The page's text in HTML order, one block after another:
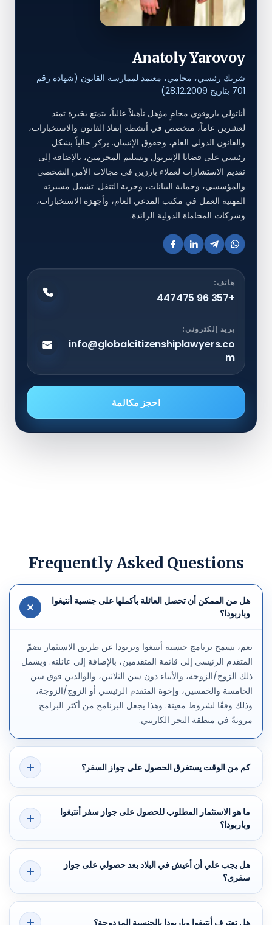
Anatoly Yarovoy
شريك رئيسي، محامي، معتمد لممارسة القانون (شهادة رقم
701 بتاريخ 28.12.2009)
أناتولي ياروفوي محامٍ مؤهل تأهيلاً عالياً، يتمتع بخبرة تمتد
لعشرين عاماً، متخصص في أنشطة إنفاذ القانون والاستخبارات،
والقانون الدولي العام، وحقوق الإنسان. يركز حالياً بشكل
رئيسي على قضايا الإنتربول وتسليم المجرمين، بالإضافة إلى
تقديم الاستشارات لعملاء بارزين في مجالات الأمن الشخصي
والمؤسسي، وحماية البيانات، وحرية التنقل. تشمل مسيرته
المهنية العمل في مكتب المدعي العام، وأجهزة الاستخبارات،
وشركات المحاماة الدولية الرائدة.
هاتف:
+357 96 447475
بريد إلكتروني:
info@globalcitizenshiplawyers.co
m
احجز مكالمة
Frequently Asked Questions
هل من الممكن أن تحصل العائلة بأكملها على جنسية أنتيغوا
وباربودا؟
نعم، يسمح برنامج جنسية أنتيغوا وبربودا عن طريق الاستثمار بضمّ
المتقدم الرئيسي إلى قائمة المتقدمين، بالإضافة إلى عائلته. ويشمل
ذلك الزوج/الزوجة، والأبناء دون سن الثلاثين، والوالدين فوق سن
الخامسة والخمسين، وإخوة المتقدم الرئيسي أو الزوج/الزوجة،
وذلك وفقًا لشروط معينة. وهذا يجعل البرنامج من أكثر البرامج
مرونةً في منطقة البحر الكاريبي.
كم من الوقت يستغرق الحصول على جواز السفر؟
يستغرق الحصول على الجنسية عادةً من 4 إلى 6 أشهر من تاريخ
تقديم جميع الوثائق. ومع ذلك، مع سرعة توفير المعلومات والتحضير
الموافقة الأولية من الحكومة في غضون 60 إلى 90 يومًا.
ما هو الاستثمار المطلوب للحصول على جواز سفر أنتيغوا
وباربودا؟
هناك عدة خيارات استثمارية: مساهمة غير مستردة في صندوق
التنمية الوطني – ابتداءً من 100,000 دولار أمريكي؛ شراء عقار
تجاري أو برنامج جامعي معتمد. يعتمد الاختيار على أهدافك وتكوين
عائلتك واستراتيجيتك طويلة المدى.
هل يجب علي أن أعيش في البلاد بعد حصولي على جواز
سفري؟
لا، لا يشترط البرنامج الإقامة الدائمة. الشرط الوحيد هو زيارة أنتيغوا
هل تعترف أنتيغوا وباربودا بالجنسية المزدوجة؟